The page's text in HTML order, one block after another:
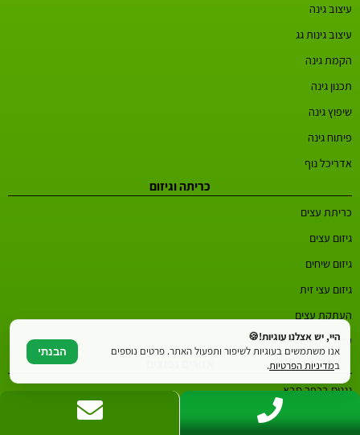
עיצוב גינה
עיצוב גינות גג
הקמת גינה
תכנון גינה
שיפוץ גינה
פיתוח גינה
אדריכל נוף
כריתה וגיזום
כריתת עצים
גיזום עצים
גיזום שיחים
גיזום עצי זית
העתקת עצים
עקירת עצים
גננים בכפר סבא
היי, יש אצלנו עוגיות!🍪
אנו משתמשים בעוגיות לשיפור ותפעול האתר. פרטים נוספים
במדיניות הפרטיות.
הבנתי